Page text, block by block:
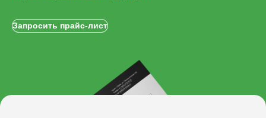
Запросить прайс-лист